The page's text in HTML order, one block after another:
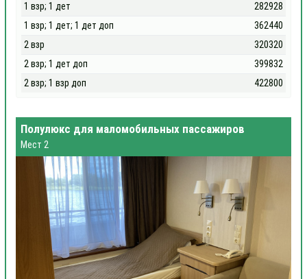
1 взр; 1 дет
282928
1 взр; 1 дет; 1 дет доп
362440
2 взр
320320
2 взр; 1 дет доп
399832
2 взр; 1 взр доп
422800
Полулюкс для маломобильных пассажиров
Мест 2